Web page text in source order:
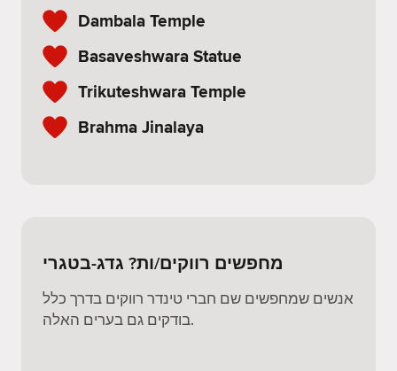
Dambala Temple
Basaveshwara Statue
Trikuteshwara Temple
Brahma Jinalaya
מחפשים רווקים/ות? גדג-בטגרי
אנשים שמחפשים שם חברי טינדר רווקים בדרך כלל
בודקים גם בערים האלה.